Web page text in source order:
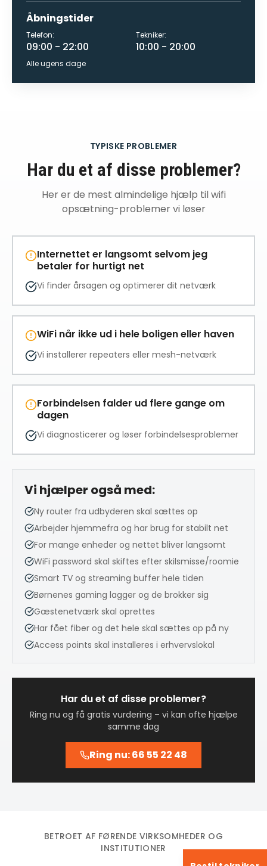
Åbningstider
Telefon:
09:00 - 22:00
Tekniker:
10:00 - 20:00
Alle ugens dage
TYPISKE PROBLEMER
Har du et af disse problemer?
Her er de mest almindelige hjælp til wifi
opsætning-problemer vi løser
Internettet er langsomt selvom jeg
betaler for hurtigt net
Vi finder årsagen og optimerer dit netværk
WiFi når ikke ud i hele boligen eller haven
Vi installerer repeaters eller mesh-netværk
Forbindelsen falder ud flere gange om
dagen
Vi diagnosticerer og løser forbindelsesproblemer
Vi hjælper også med:
Ny router fra udbyderen skal sættes op
Arbejder hjemmefra og har brug for stabilt net
For mange enheder og nettet bliver langsomt
WiFi password skal skiftes efter skilsmisse/roomie
Smart TV og streaming buffer hele tiden
Børnenes gaming lagger og de brokker sig
Gæstenetværk skal oprettes
Har fået fiber og det hele skal sættes op på ny
Access points skal installeres i erhvervslokal
Har du et af disse problemer?
Ring nu og få gratis vurdering – vi kan ofte hjælpe
samme dag
Ring nu: 66 55 22 48
BETROET AF FØRENDE VIRKSOMHEDER OG
INSTITUTIONER